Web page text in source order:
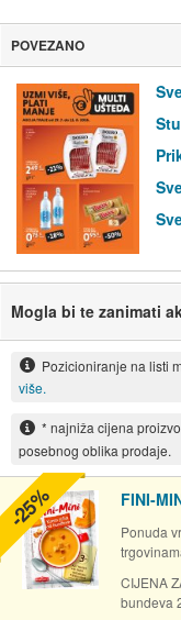
POVEZANO
Mogla bi te zanimati
Pozicioniranje na listi
više.
* najniža cijena
posebnog oblika prodaje.
FINI-
Ponuda
CIJENA
bundeva
-25%